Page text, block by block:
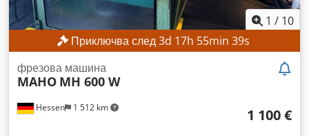
1 / 10
Приключва след3d 17h 55min 37s
Hessen 1 512 km
фрезова машина
MAHO MH 600 W
1 100 €